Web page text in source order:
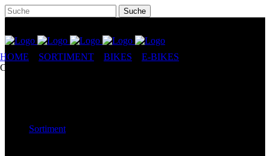
Sortiment
HOME SORTIMENT BIKES E-BIKES
COURIER LUXE FORMA